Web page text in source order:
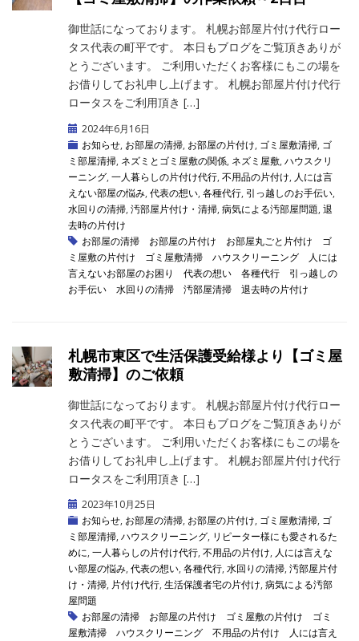
御世話になっております。 札幌お部屋片付け代行ロー
タス代表の町平です。 本日もブログをご覧頂きありが
とうございます。 ご利用いただくお客様にもこの場を
お借りしてお礼申し上げます。 札幌お部屋片付け代行
ロータスをご利用頂き […]
2024年6月16日
お知らせ, お部屋の清掃, お部屋の片付け, ゴミ屋敷清掃, ゴ
ミ部屋清掃, ネズミとゴミ屋敷の関係, ネズミ屋敷, ハウスクリ
ーニング, 一人暮らしの片付け代行, 不用品の片付け, 人には言
えない部屋の悩み, 代表の想い, 各種代行, 引っ越しのお手伝い,
水回りの清掃, 汚部屋片付け・清掃, 病気による汚部屋問題, 退
去時の片付け
お部屋の清掃
お部屋の片付け お部屋丸ごと片付け
ゴ
ミ屋敷の片付け
ゴミ屋敷清掃 ハウスクリーニング
人には
言えないお部屋のお困り
代表の想い 各種代行
引っ越しの
お手伝い
水回りの清掃 汚部屋清掃 退去時の片付け
札幌市東区で生活保護受給様より【ゴミ屋
敷清掃】のご依頼
御世話になっております。 札幌お部屋片付け代行ロー
タス代表の町平です。 本日もブログをご覧頂きありが
とうございます。 ご利用いただくお客様にもこの場を
お借りしてお礼申し上げます。 札幌お部屋片付け代行
ロータスをご利用頂き […]
2023年10月25日
お知らせ, お部屋の清掃, お部屋の片付け, ゴミ屋敷清掃, ゴ
ミ部屋清掃, ハウスクリーニング, リピーター様にも愛されるた
めに, 一人暮らしの片付け代行, 不用品の片付け, 人には言えな
い部屋の悩み, 代表の想い, 各種代行, 水回りの清掃, 汚部屋片付
け・清掃, 片付け代行, 生活保護者宅の片付け, 病気による汚部
屋問題
お部屋の清掃
お部屋の片付け ゴミ屋敷の片付け
ゴミ
屋敷清掃
ハウスクリーニング 不用品の片付け
人には言え